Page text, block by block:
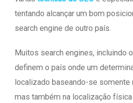
tentando alcançar um bom
search engine de outro país.
Muitos search engines, incluindo
definem o país onde um
localizado baseando-se somente
mas também na localização